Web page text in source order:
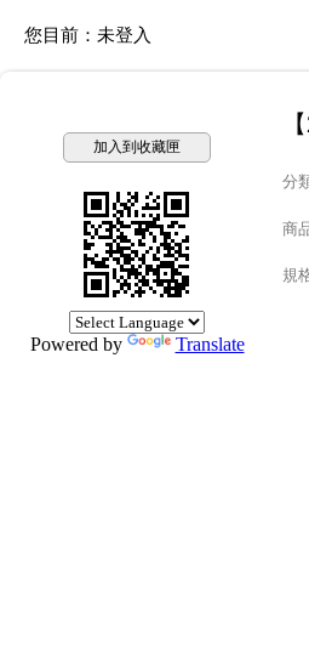
您目前： 未登入
加入到收藏匣
Powered by Translate
分
商
規